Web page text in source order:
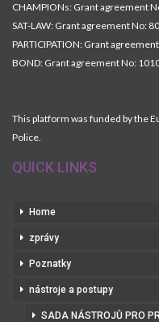
CHAMPIONs: Grant agreement
SAT-LAW: Grant agreement No:
PARTICIPATION: Grant
BOND: Grant agreement No:
This platform was funded by the
Police.
QUICK LINKS
Home
zprávy
Poznatky
nástroje a postupy
SADA NÁSTROJŮ PRO